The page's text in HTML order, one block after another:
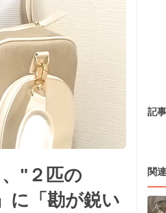
"２匹の
に「勘が鋭い
記
関